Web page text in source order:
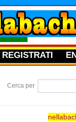
REGISTRATI
Cerca per